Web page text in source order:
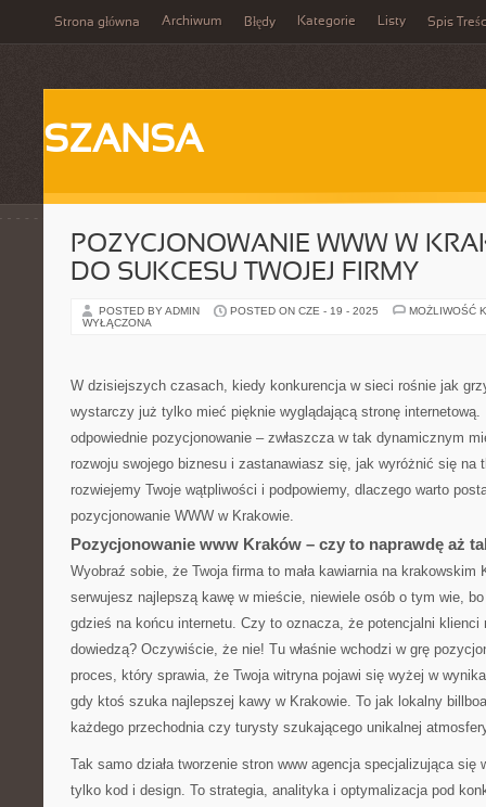
Strona główna Archiwum Błędy Kategorie Listy Spis
SZANSA
POZYCJONOWANIE WWW W
DO SUKCESU TWOJEJ FIRMY
POSTED BY ADMIN POSTED ON CZE - 19 - 2025
MOŻLIWOŚĆ
WYŁĄCZONA
W dzisiejszych czasach, kiedy konkurencja w sieci rośnie jak
wystarczy już tylko mieć pięknie wyglądającą stronę
odpowiednie pozycjonowanie – zwłaszcza w tak dynamicznym
rozwoju swojego biznesu i zastanawiasz się, jak wyróżnić się na
rozwiejemy Twoje wątpliwości i podpowiemy, dlaczego warto
pozycjonowanie WWW w Krakowie.
Pozycjonowanie www Kraków – czy to naprawdę aż
Wyobraź sobie, że Twoja firma to mała kawiarnia na krakowskim
serwujesz najlepszą kawę w mieście, niewiele osób o tym wie,
gdzieś na końcu internetu. Czy to oznacza, że potencjalni klienci
dowiedzą? Oczywiście, że nie! Tu właśnie wchodzi w grę
proces, który sprawia, że Twoja witryna pojawi się wyżej w
gdy ktoś szuka najlepszej kawy w Krakowie. To jak lokalny
każdego przechodnia czy turysty szukającego unikalnej
Tak samo działa tworzenie stron www agencja specjalizująca się
tylko kod i design. To strategia, analityka i optymalizacja pod